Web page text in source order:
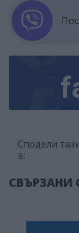
Сподели
в:
СВЪРЗАНИ